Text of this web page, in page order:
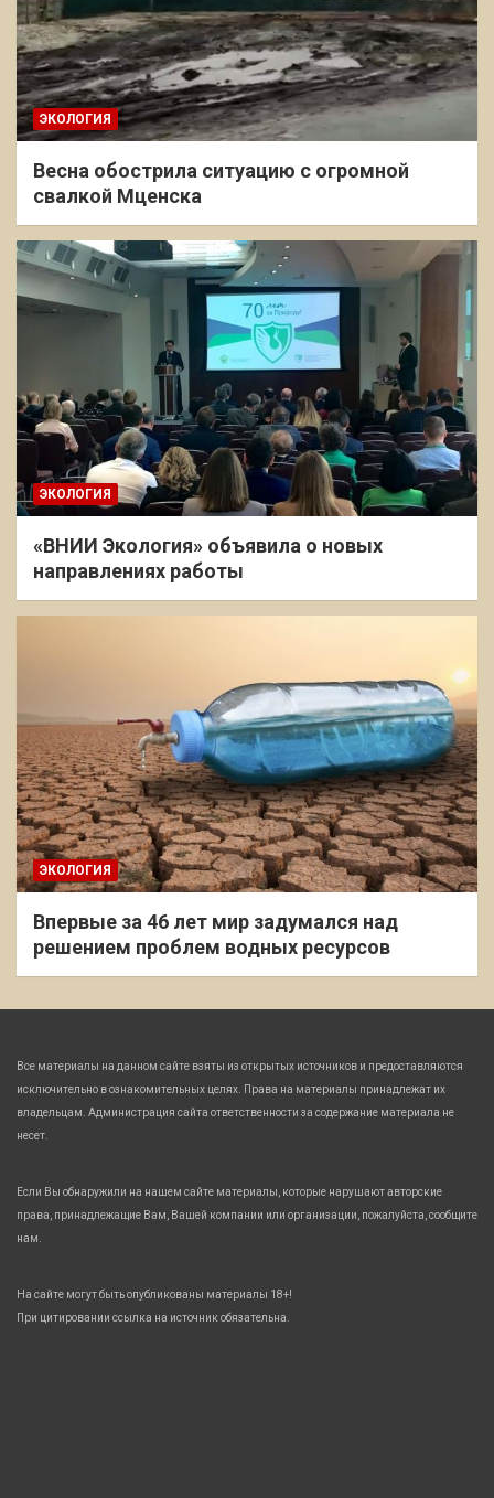
ЭКОЛОГИЯ
Весна обострила ситуацию с огромной
свалкой Мценска
ЭКОЛОГИЯ
«ВНИИ Экология» объявила о новых
направлениях работы
ЭКОЛОГИЯ
Впервые за 46 лет мир задумался над
решением проблем водных ресурсов
Все материалы на данном сайте взяты из открытых источников и предоставляются
исключительно в ознакомительных целях. Права на материалы принадлежат их
владельцам. Администрация сайта ответственности за содержание материала не
несет.
Если Вы обнаружили на нашем сайте материалы, которые нарушают авторские
права, принадлежащие Вам, Вашей компании или организации, пожалуйста, сообщите
нам.
На сайте могут быть опубликованы материалы 18+!
При цитировании ссылка на источник обязательна.